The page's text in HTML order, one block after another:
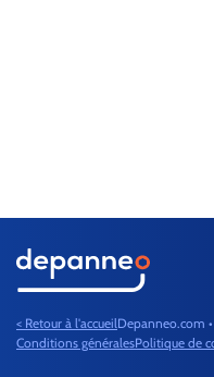
< Retour à l'accueilDepanneo.com
Conditions généralesPolitique de